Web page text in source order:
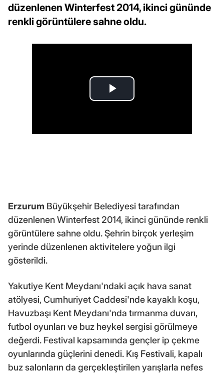
düzenlenen Winterfest 2014, ikinci gününde
renkli görüntülere sahne oldu.
Erzurum Büyükşehir Belediyesi tarafından
düzenlenen Winterfest 2014, ikinci gününde renkli
görüntülere sahne oldu. Şehrin birçok yerleşim
yerinde düzenlenen aktivitelere yoğun ilgi
gösterildi.
Yakutiye Kent Meydanı'ndaki açık hava sanat
atölyesi, Cumhuriyet Caddesi'nde kayaklı koşu,
Havuzbaşı Kent Meydanı'nda tırmanma duvarı,
futbol oyunları ve buz heykel sergisi görülmeye
değerdi. Festival kapsamında gençler ip çekme
oyunlarında güçlerini denedi. Kış Festivali, kapalı
buz salonların da gerçekleştirilen yarışlarla nefes